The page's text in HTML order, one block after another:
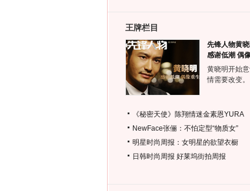
王牌栏目
先锋人物黄晓
感谢低潮 偶
黄晓明开始
情需要改变
《秘密天使》陈翔情迷金素恩YURA
NewFace张俪：不怕定型“物质女”
明星时尚周报：女明星的欲望衣橱
日韩时尚周报 好莱坞街拍周报